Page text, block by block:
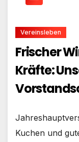
Vereinsleben
Frischer
Kräfte:
Kuchen und